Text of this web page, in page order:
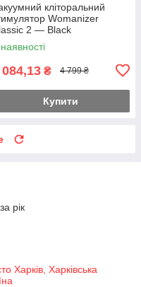
кліторальний
Womanizer
2 — Black
₴ 4 799 ₴
Купити
рік
Харків, Харківська